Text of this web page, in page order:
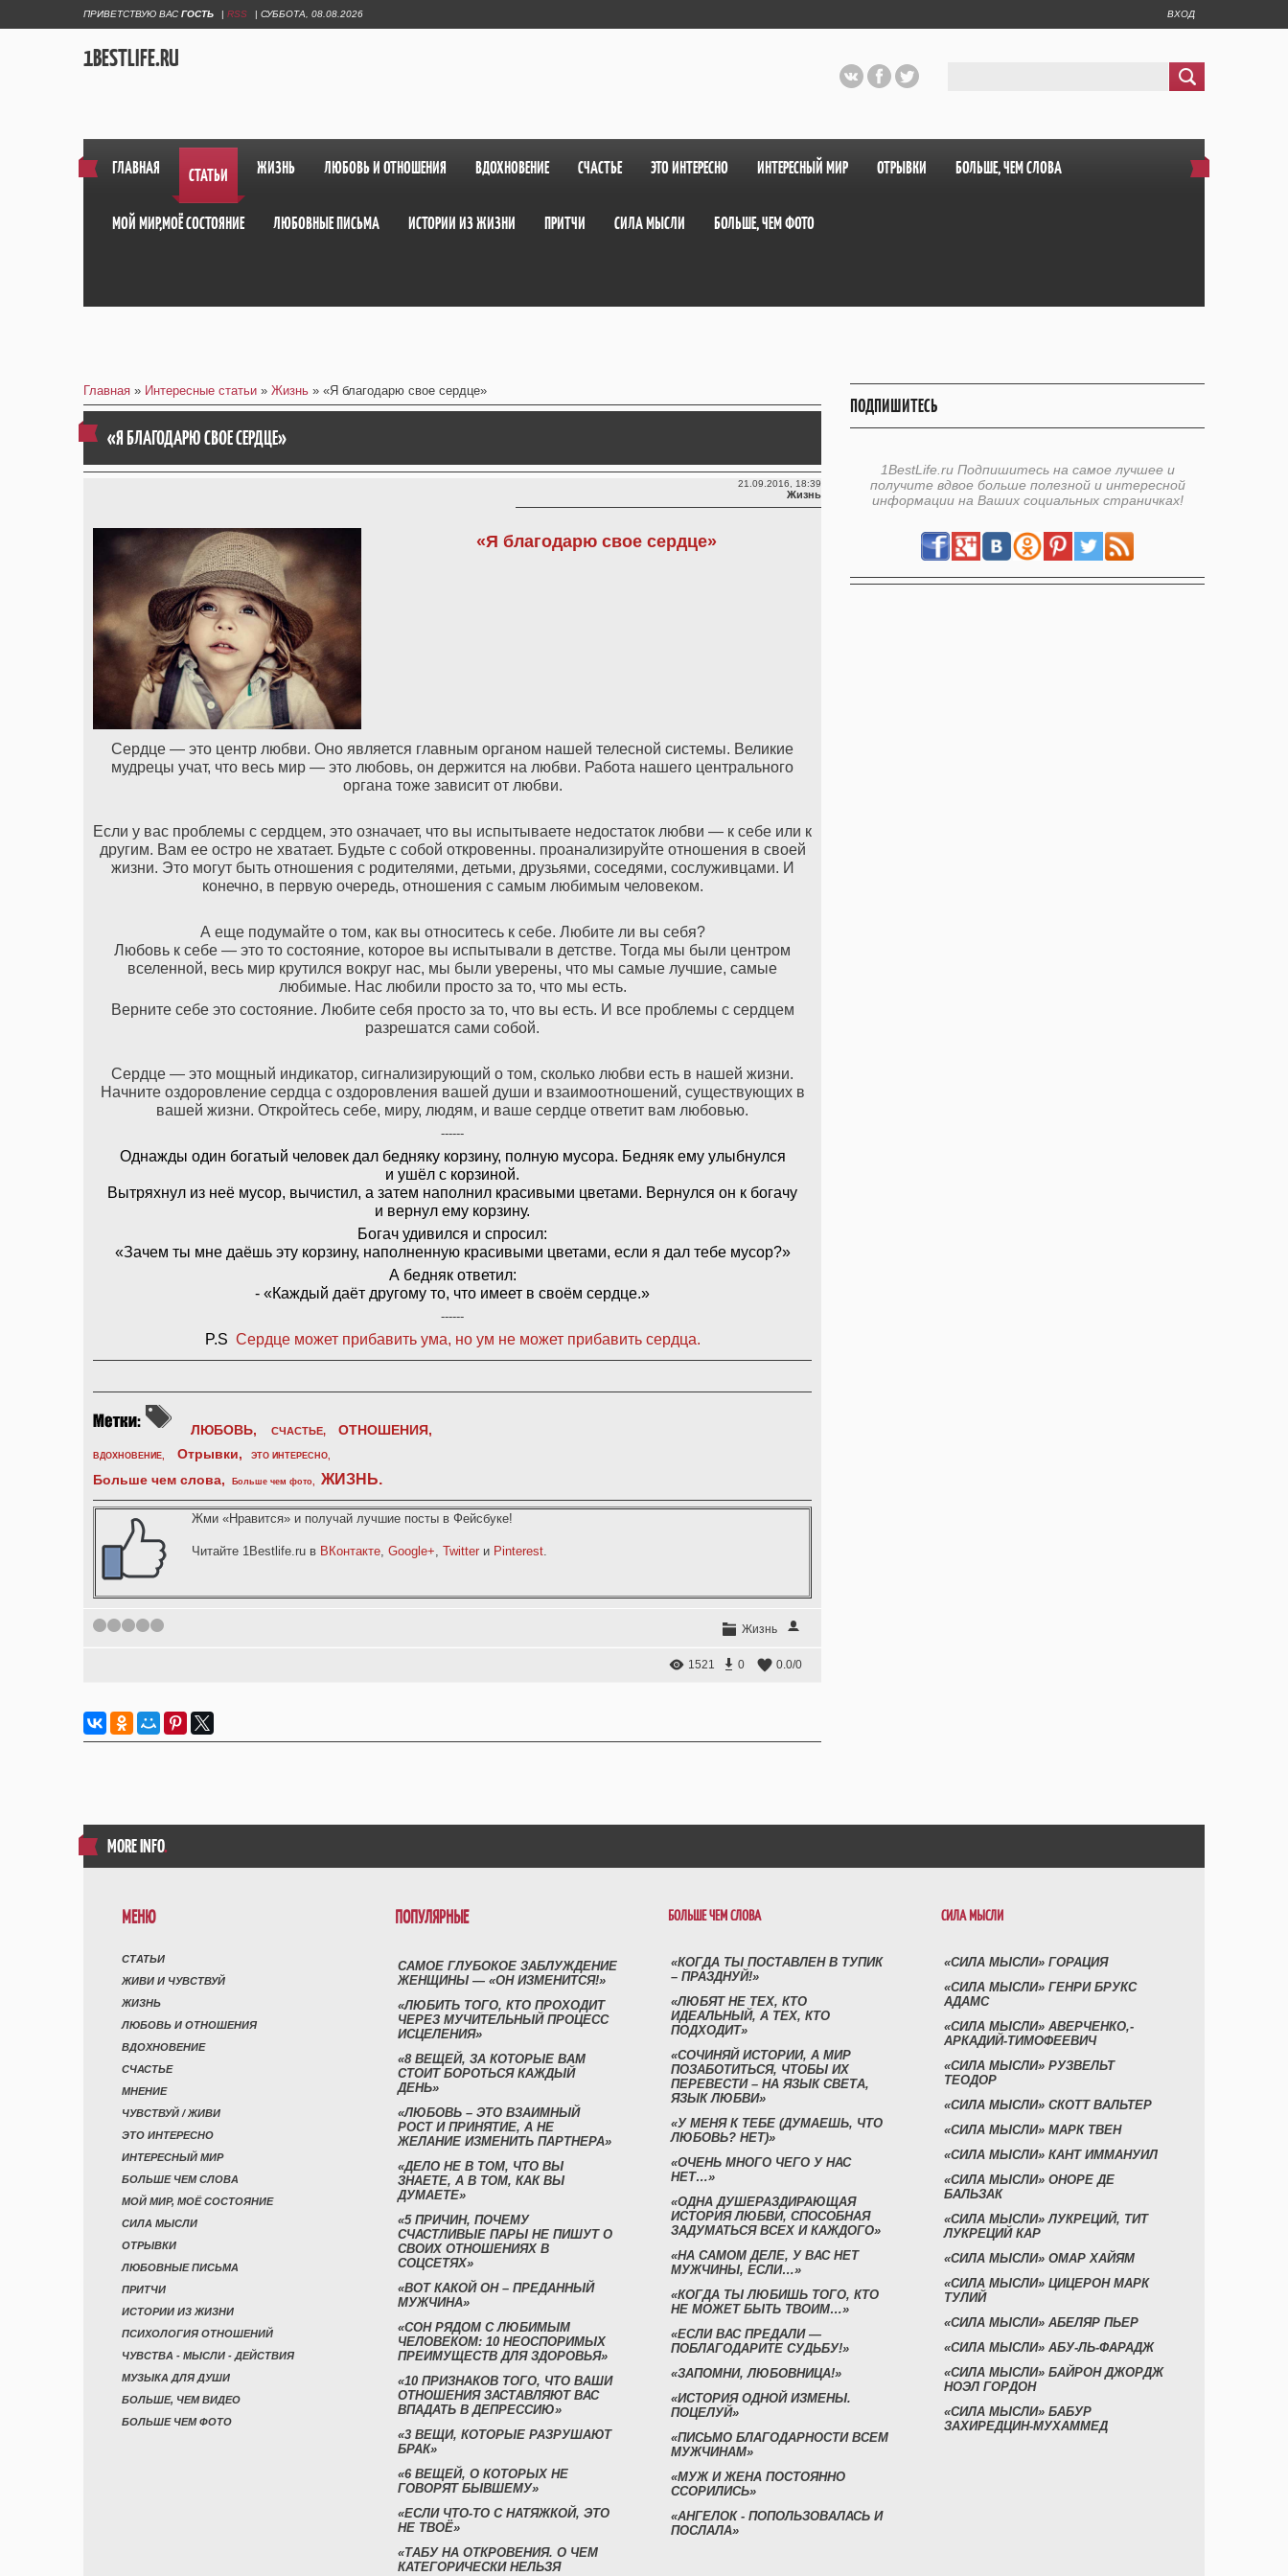
ПРИВЕТСТВУЮ ВАС ГОСТЬ | RSS | СУББОТА, 08.08.2026 ВХОД
1BESTLIFE.RU
ГЛАВНАЯ СТАТЬИ ЖИЗНЬ ЛЮБОВЬ И ОТНОШЕНИЯ ВДОХНОВЕНИЕ СЧАСТЬЕ ЭТО ИНТЕРЕСНО ИНТЕРЕСНЫЙ МИР ОТРЫВКИ БОЛЬШЕ, ЧЕМ СЛОВА
МОЙ МИР,МОЁ СОСТОЯНИЕ ЛЮБОВНЫЕ ПИСЬМА ИСТОРИИ ИЗ ЖИЗНИ ПРИТЧИ СИЛА МЫСЛИ БОЛЬШЕ, ЧЕМ ФОТО
Главная » Интересные статьи » Жизнь » «Я благодарю свое сердце»
«Я БЛАГОДАРЮ СВОЕ СЕРДЦЕ»
21.09.2016, 18:39
Жизнь
«Я благодарю свое сердце»
Сердце — это центр любви. Оно является главным органом нашей телесной системы. Великие
мудрецы учат, что весь мир — это любовь, он держится на любви. Работа нашего центрального
органа тоже зависит от любви.
Если у вас проблемы с сердцем, это означает, что вы испытываете недостаток любви — к себе или к
другим. Вам ее остро не хватает. Будьте с собой откровенны. проанализируйте отношения в своей
жизни. Это могут быть отношения с родителями, детьми, друзьями, соседями, сослуживцами. И
конечно, в первую очередь, отношения с самым любимым человеком.
А еще подумайте о том, как вы относитесь к себе. Любите ли вы себя?
Любовь к себе — это то состояние, которое вы испытывали в детстве. Тогда мы были центром
вселенной, весь мир крутился вокруг нас, мы были уверены, что мы самые лучшие, самые
любимые. Нас любили просто за то, что мы есть.
Верните себе это состояние. Любите себя просто за то, что вы есть. И все проблемы с сердцем
разрешатся сами собой.
Сердце — это мощный индикатор, сигнализирующий о том, сколько любви есть в нашей жизни.
Начните оздоровление сердца с оздоровления вашей души и взаимоотношений, существующих в
вашей жизни. Откройтесь себе, миру, людям, и ваше сердце ответит вам любовью.
------
Однажды один богатый человек дал бедняку корзину, полную мусора. Бедняк ему улыбнулся
и ушёл с корзиной.
Вытряхнул из неё мусор, вычистил, а затем наполнил красивыми цветами. Вернулся он к богачу
и вернул ему корзину.
Богач удивился и спросил:
«Зачем ты мне даёшь эту корзину, наполненную красивыми цветами, если я дал тебе мусор?»
А бедняк ответил:
- «Каждый даёт другому то, что имеет в своём сердце.»
------
P.S Сердце может прибавить ума, но ум не может прибавить сердца.
ЛЮБОВЬ, СЧАСТЬЕ, ОТНОШЕНИЯ,
ВДОХНОВЕНИЕ, Отрывки, ЭТО ИНТЕРЕСНО,
Больше чем слова, Больше чем фото, ЖИЗНЬ.
Жми «Нравится» и получай лучшие посты в Фейсбуке!
Читайте 1Bestlife.ru в ВКонтакте, Google+, Twitter и Pinterest.
1 2 3 4 Жизнь
1521 0 0.0/0
ПОДПИШИТЕСЬ
1BestLife.ru Подпишитесь на самое лучшее и
получите вдвое больше полезной и интересной
информации на Ваших социальных страничках!
MORE INFO.
МЕНЮ
СТАТЬИ
ЖИВИ И ЧУВСТВУЙ
ЖИЗНЬ
ЛЮБОВЬ И ОТНОШЕНИЯ
ВДОХНОВЕНИЕ
СЧАСТЬЕ
МНЕНИЕ
ЧУВСТВУЙ / ЖИВИ
ЭТО ИНТЕРЕСНО
ИНТЕРЕСНЫЙ МИР
БОЛЬШЕ ЧЕМ СЛОВА
МОЙ МИР, МОЁ СОСТОЯНИЕ
СИЛА МЫСЛИ
ОТРЫВКИ
ЛЮБОВНЫЕ ПИСЬМА
ПРИТЧИ
ИСТОРИИ ИЗ ЖИЗНИ
ПСИХОЛОГИЯ ОТНОШЕНИЙ
ЧУВСТВА - МЫСЛИ - ДЕЙСТВИЯ
МУЗЫКА ДЛЯ ДУШИ
БОЛЬШЕ, ЧЕМ ВИДЕО
БОЛЬШЕ ЧЕМ ФОТО
ПОПУЛЯРНЫЕ
САМОЕ ГЛУБОКОЕ ЗАБЛУЖДЕНИЕ
ЖЕНЩИНЫ — «ОН ИЗМЕНИТСЯ!»
«ЛЮБИТЬ ТОГО, КТО ПРОХОДИТ
ЧЕРЕЗ МУЧИТЕЛЬНЫЙ ПРОЦЕСС
ИСЦЕЛЕНИЯ»
«8 ВЕЩЕЙ, ЗА КОТОРЫЕ ВАМ
СТОИТ БОРОТЬСЯ КАЖДЫЙ
ДЕНЬ»
«ЛЮБОВЬ – ЭТО ВЗАИМНЫЙ
РОСТ И ПРИНЯТИЕ, А НЕ
ЖЕЛАНИЕ ИЗМЕНИТЬ ПАРТНЕРА»
«ДЕЛО НЕ В ТОМ, ЧТО ВЫ
ЗНАЕТЕ, А В ТОМ, КАК ВЫ
ДУМАЕТЕ»
«5 ПРИЧИН, ПОЧЕМУ
СЧАСТЛИВЫЕ ПАРЫ НЕ ПИШУТ О
СВОИХ ОТНОШЕНИЯХ В
СОЦСЕТЯХ»
«ВОТ КАКОЙ ОН – ПРЕДАННЫЙ
МУЖЧИНА»
«СОН РЯДОМ С ЛЮБИМЫМ
ЧЕЛОВЕКОМ: 10 НЕОСПОРИМЫХ
ПРЕИМУЩЕСТВ ДЛЯ ЗДОРОВЬЯ»
«10 ПРИЗНАКОВ ТОГО, ЧТО ВАШИ
ОТНОШЕНИЯ ЗАСТАВЛЯЮТ ВАС
ВПАДАТЬ В ДЕПРЕССИЮ»
«3 ВЕЩИ, КОТОРЫЕ РАЗРУШАЮТ
БРАК»
«6 ВЕЩЕЙ, О КОТОРЫХ НЕ
ГОВОРЯТ БЫВШЕМУ»
«ЕСЛИ ЧТО-ТО С НАТЯЖКОЙ, ЭТО
НЕ ТВОЁ»
«ТАБУ НА ОТКРОВЕНИЯ. О ЧЕМ
КАТЕГОРИЧЕСКИ НЕЛЬЗЯ
БОЛЬШЕ ЧЕМ СЛОВА
«КОГДА ТЫ ПОСТАВЛЕН В ТУПИК
– ПРАЗДНУЙ!»
«ЛЮБЯТ НЕ ТЕХ, КТО
ИДЕАЛЬНЫЙ, А ТЕХ, КТО
ПОДХОДИТ»
«СОЧИНЯЙ ИСТОРИИ, А МИР
ПОЗАБОТИТЬСЯ, ЧТОБЫ ИХ
ПЕРЕВЕСТИ – НА ЯЗЫК СВЕТА,
ЯЗЫК ЛЮБВИ»
«У МЕНЯ К ТЕБЕ (ДУМАЕШЬ, ЧТО
ЛЮБОВЬ? НЕТ)»
«ОЧЕНЬ МНОГО ЧЕГО У НАС
НЕТ…»
«ОДНА ДУШЕРАЗДИРАЮЩАЯ
ИСТОРИЯ ЛЮБВИ, СПОСОБНАЯ
ЗАДУМАТЬСЯ ВСЕХ И КАЖДОГО»
«НА САМОМ ДЕЛЕ, У ВАС НЕТ
МУЖЧИНЫ, ЕСЛИ…»
«КОГДА ТЫ ЛЮБИШЬ ТОГО, КТО
НЕ МОЖЕТ БЫТЬ ТВОИМ…»
«ЕСЛИ ВАС ПРЕДАЛИ —
ПОБЛАГОДАРИТЕ СУДЬБУ!»
«ЗАПОМНИ, ЛЮБОВНИЦА!»
«ИСТОРИЯ ОДНОЙ ИЗМЕНЫ.
ПОЦЕЛУЙ»
«ПИСЬМО БЛАГОДАРНОСТИ ВСЕМ
МУЖЧИНАМ»
«МУЖ И ЖЕНА ПОСТОЯННО
ССОРИЛИСЬ»
«АНГЕЛОК - ПОПОЛЬЗОВАЛАСЬ И
ПОСЛАЛА»
СИЛА МЫСЛИ
«СИЛА МЫСЛИ» ГОРАЦИЯ
«СИЛА МЫСЛИ» ГЕНРИ БРУКС
АДАМС
«СИЛА МЫСЛИ» АВЕРЧЕНКО,-
АРКАДИЙ-ТИМОФЕЕВИЧ
«СИЛА МЫСЛИ» РУЗВЕЛЬТ
ТЕОДОР
«СИЛА МЫСЛИ» СКОТТ ВАЛЬТЕР
«СИЛА МЫСЛИ» МАРК ТВЕН
«СИЛА МЫСЛИ» КАНТ ИММАНУИЛ
«СИЛА МЫСЛИ» ОНОРЕ ДЕ
БАЛЬЗАК
«СИЛА МЫСЛИ» ЛУКРЕЦИЙ, ТИТ
ЛУКРЕЦИЙ КАР
«СИЛА МЫСЛИ» ОМАР ХАЙЯМ
«СИЛА МЫСЛИ» ЦИЦЕРОН МАРК
ТУЛИЙ
«СИЛА МЫСЛИ» АБЕЛЯР ПЬЕР
«СИЛА МЫСЛИ» АБУ-ЛЬ-ФАРАДЖ
«СИЛА МЫСЛИ» БАЙРОН ДЖОРДЖ
НОЭЛ ГОРДОН
«СИЛА МЫСЛИ» БАБУР
ЗАХИРЕДЦИН-МУХАММЕД